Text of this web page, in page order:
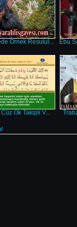
Örnek Resulul... Ebu
Ok Takipli V...